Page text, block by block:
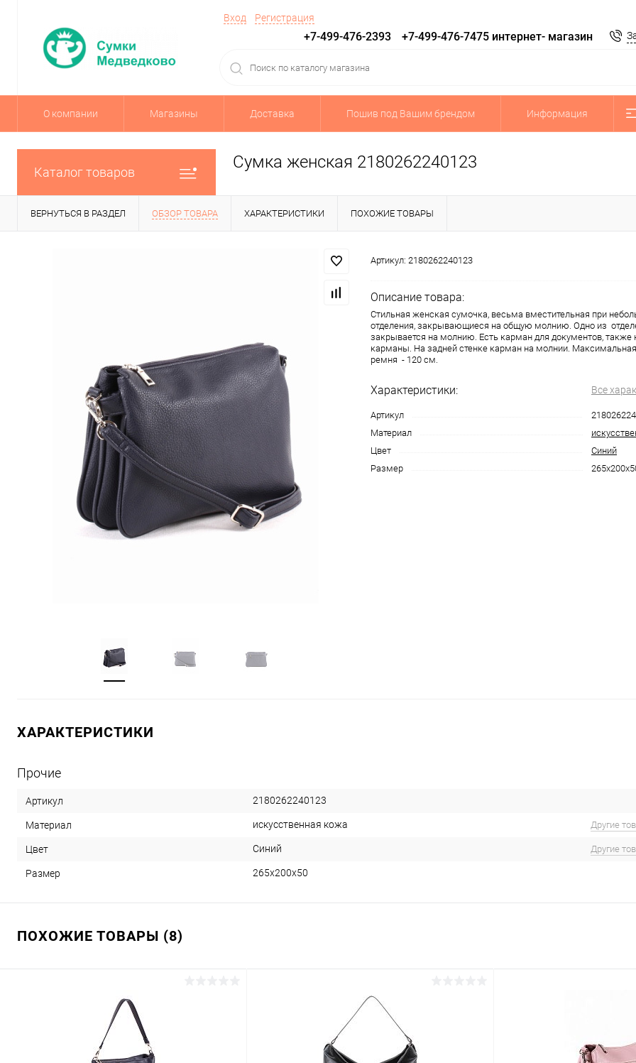
Вход Регистрация
+7-499-476-2393‬ +7-499-476-7475 интернет- магазин
О компании Магазины Доставка Пошив под Вашим брендом Информация
Каталог товаров
Сумка женская 2180262240123
ВЕРНУТЬСЯ В РАЗДЕЛ ОБЗОР ТОВАРА ХАРАКТЕРИСТИКИ ПОХОЖИЕ ТОВАРЫ
Артикул: 2180262240123
Описание товара:
Стильная женская сумочка, весьма вместительная при
отделения, закрывающиеся на общую молнию. Одно из
закрывается на молнию. Есть карман для документов,
карманы. На задней стенке карман на молнии.
ремня - 120 см.
Характеристики: Все
Артикул
Материал
Цвет
Синий
Размер
ХАРАКТЕРИСТИКИ
Прочие
Артикул 2180262240123
Материал искусственная кожа Другие
Цвет Синий Другие
Размер 265х200х50
ПОХОЖИЕ ТОВАРЫ (8)